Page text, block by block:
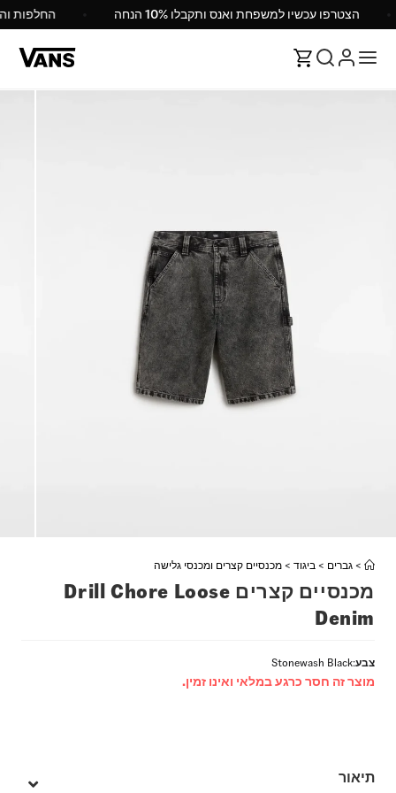
הצטרפו עכשיו למשפחת ואנס ותקבלו 10% הנחה החלפות
> גברים > ביגוד > מכנסיים קצרים ומכנסי גלישה
מכנסיים קצרים Drill Chore Loose
Denim
צבע:
Stonewash Black
מוצר זה חסר כרגע במלאי ואינו זמין.
תיאור